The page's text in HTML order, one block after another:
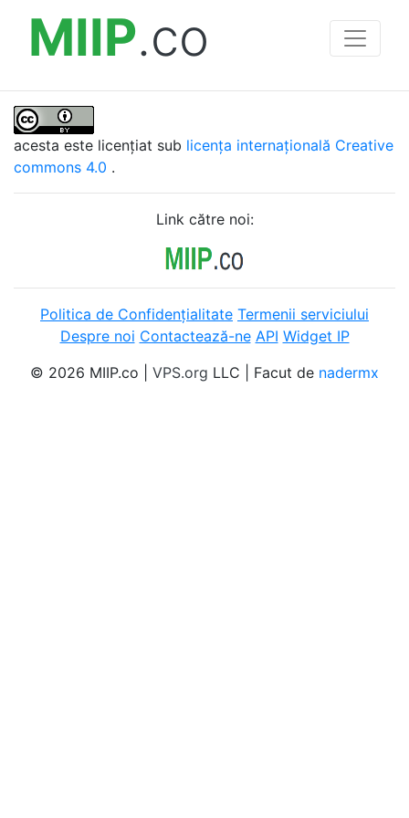
MIIP.co
acesta este licențiat sub licența internațională Creative
commons 4.0 .
Link către noi:
Politica de Confidențialitate Termenii serviciului
Despre noi Contactează-ne API Widget IP
© 2026 MIIP.co | VPS.org LLC | Facut de nadermx